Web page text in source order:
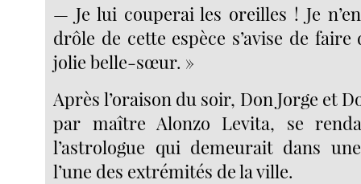
— Je lui couperai les oreilles ! Je
drôle de cette espèce s’avise de
jolie belle-sœur. »
Après l’oraison du soir, Don Jorge et
par maître Alonzo Levita, se
l’astrologue qui demeurait dans
l’une des extrémités de la ville.